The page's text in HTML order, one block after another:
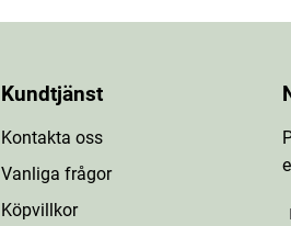
Kundtjänst
Kontakta oss
Vanliga frågor
Köpvillkor